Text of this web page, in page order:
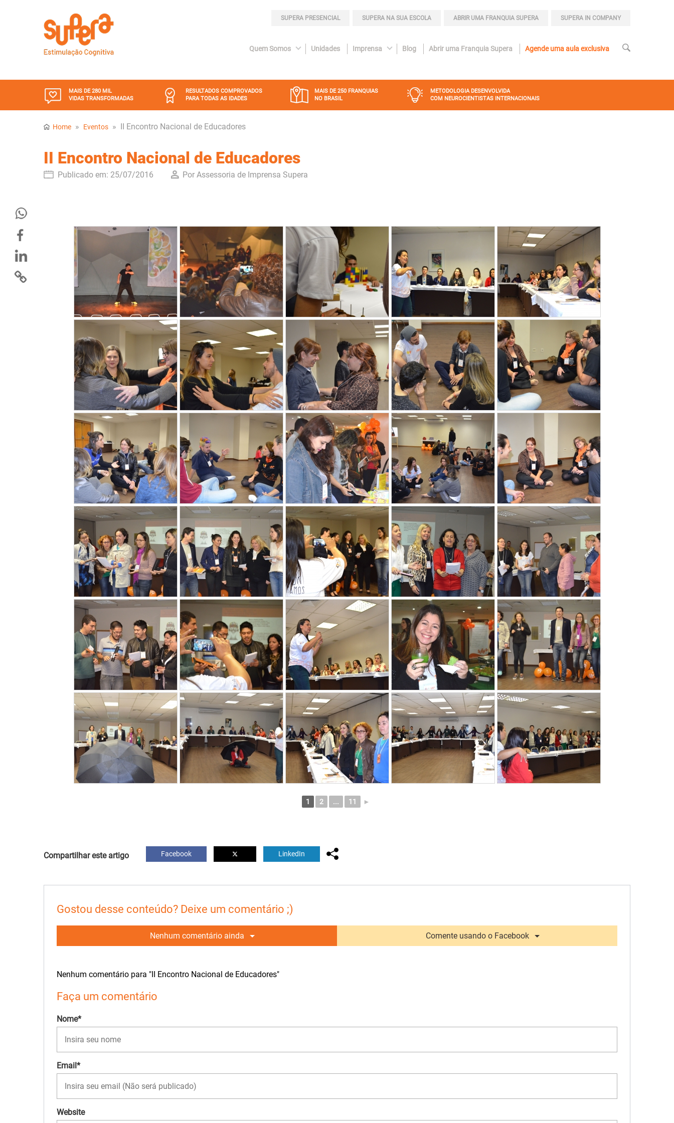
SUPERA PRESENCIAL SUPERA NA SUA ESCOLA ABRIR UMA FRANQUIA SUPERA SUPERA IN COMPANY
Quem Somos Unidades Imprensa Blog Abrir uma Franquia Supera Agende uma aula exclusiva
MAIS DE 280 MIL
VIDAS TRANSFORMADAS
RESULTADOS COMPROVADOS
PARA TODAS AS IDADES
MAIS DE 250 FRANQUIAS
NO BRASIL
METODOLOGIA DESENVOLVIDA
COM NEUROCIENTISTAS INTERNACIONAIS
Home » Eventos » II Encontro Nacional de Educadores
II Encontro Nacional de Educadores
Publicado em: 25/07/2016 Por Assessoria de Imprensa Supera
1 2 ... 11 ►
Compartilhar este artigo Facebook LinkedIn
Gostou desse conteúdo? Deixe um comentário ;)
Nenhum comentário ainda Comente usando o Facebook
Nenhum comentário para "II Encontro Nacional de Educadores"
Faça um comentário
Nome*
Email*
Website